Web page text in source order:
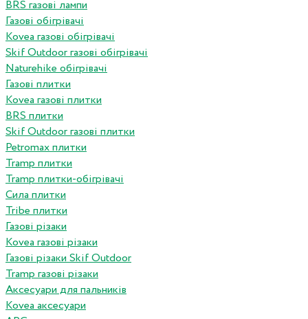
BRS газові лампи
Газові обігрівачі
Kovea газові обігрівачі
Skif Outdoor газові обігрівачі
Naturehike обігрівачі
Газові плитки
Kovea газові плитки
BRS плитки
Skif Outdoor газові плитки
Petromax плитки
Tramp плитки
Tramp плитки-обігрівачі
Сила плитки
Tribe плитки
Газові різаки
Kovea газові різаки
Газові різаки Skif Outdoor
Tramp газові різаки
Аксесуари для пальників
Kovea аксесуари